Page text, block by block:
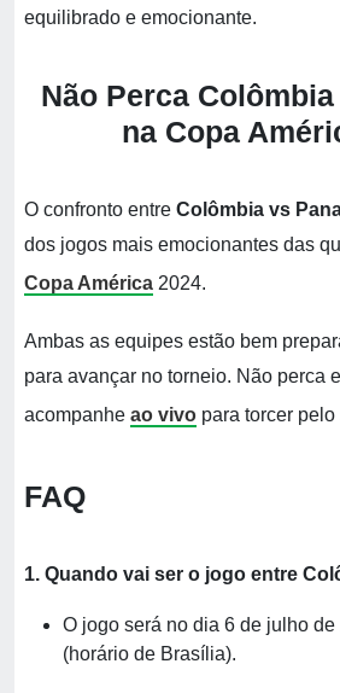
equilibrado e emocionante.
Não Perca
na Copa
O confronto entre Colômbia vs
dos jogos mais emocionantes das
Copa América 2024.
Ambas as equipes estão bem
para avançar no torneio. Não perca
acompanhe ao vivo para torcer
FAQ
1. Quando vai ser o jogo entre
O jogo será no dia 6 de julho de
(horário de Brasília).